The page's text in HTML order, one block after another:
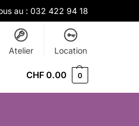
au : 032 422 94 18
Atelier Location
CHF 0.00 0